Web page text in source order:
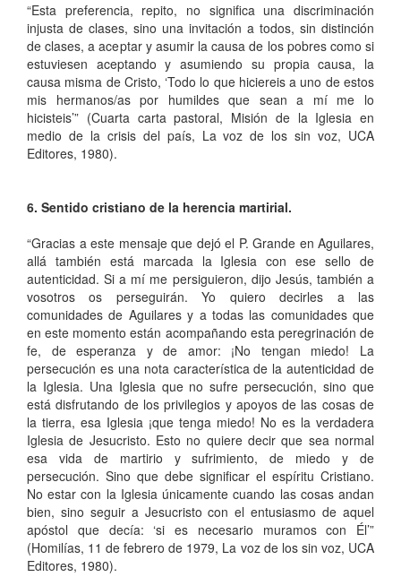
“Esta preferencia, repito, no significa una discriminación
injusta de clases, sino una invitación a todos, sin distinción
de clases, a aceptar y asumir la causa de los pobres como si
estuviesen aceptando y asumiendo su propia causa, la
causa misma de Cristo, ‘Todo lo que hiciereis a uno de estos
mis hermanos/as por humildes que sean a mí me lo
hicisteis’” (Cuarta carta pastoral, Misión de la Iglesia en
medio de la crisis del país, La voz de los sin voz, UCA
Editores, 1980).
6. Sentido cristiano de la herencia martirial.
“Gracias a este mensaje que dejó el P. Grande en Aguilares,
allá también está marcada la Iglesia con ese sello de
autenticidad. Si a mí me persiguieron, dijo Jesús, también a
vosotros os perseguirán. Yo quiero decirles a las
comunidades de Aguilares y a todas las comunidades que
en este momento están acompañando esta peregrinación de
fe, de esperanza y de amor: ¡No tengan miedo! La
persecución es una nota característica de la autenticidad de
la Iglesia. Una Iglesia que no sufre persecución, sino que
está disfrutando de los privilegios y apoyos de las cosas de
la tierra, esa Iglesia ¡que tenga miedo! No es la verdadera
Iglesia de Jesucristo. Esto no quiere decir que sea normal
esa vida de martirio y sufrimiento, de miedo y de
persecución. Sino que debe significar el espíritu Cristiano.
No estar con la Iglesia únicamente cuando las cosas andan
bien, sino seguir a Jesucristo con el entusiasmo de aquel
apóstol que decía: ‘si es necesario muramos con Él’”
(Homilías, 11 de febrero de 1979, La voz de los sin voz, UCA
Editores, 1980).